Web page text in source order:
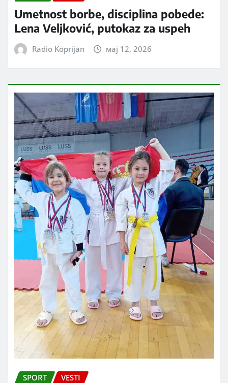
Umetnost borbe, disciplina pobede:
Lena Veljković, putokaz za uspeh
Radio Koprijan мај 12, 2026
SPORT VESTI